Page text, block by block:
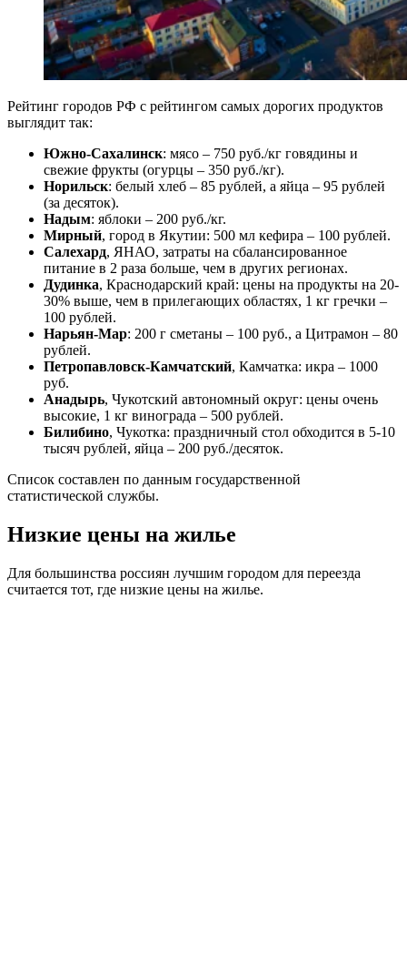
Рейтинг городов РФ с рейтингом самых дорогих продуктов
выглядит так:
Южно-Сахалинск: мясо – 750 руб./кг говядины и
свежие фрукты (огурцы – 350 руб./кг).
Норильск: белый хлеб – 85 рублей, а яйца – 95 рублей
(за десяток).
Надым: яблоки – 200 руб./кг.
Мирный, город в Якутии: 500 мл кефира – 100 рублей.
Салехард, ЯНАО, затраты на сбалансированное
питание в 2 раза больше, чем в других регионах.
Дудинка, Краснодарский край: цены на продукты на 20-
30% выше, чем в прилегающих областях, 1 кг гречки –
100 рублей.
Нарьян-Мар: 200 г сметаны – 100 руб., а Цитрамон – 80
рублей.
Петропавловск-Камчатский, Камчатка: икра – 1000
руб.
Анадырь, Чукотский автономный округ: цены очень
высокие, 1 кг винограда – 500 рублей.
Билибино, Чукотка: праздничный стол обходится в 5-10
тысяч рублей, яйца – 200 руб./десяток.
Список составлен по данным государственной
статистической службы.
Низкие цены на жилье
Для большинства россиян лучшим городом для переезда
считается тот, где низкие цены на жилье.